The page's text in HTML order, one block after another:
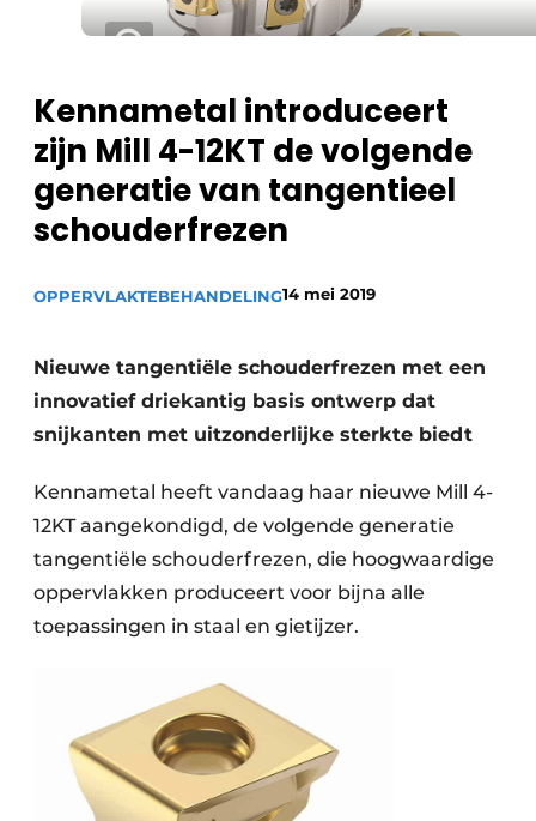
Meest gelezen
Privacy / Cookie statement
Vacature aanmelden
Vacatures
Kennametal introduceert
zijn Mill 4-12KT de volgende
generatie van tangentieel
schouderfrezen
OPPERVLAKTEBEHANDELING14 mei 2019
Nieuwe tangentiële schouderfrezen met een
innovatief driekantig basis ontwerp dat
snijkanten met uitzonderlijke sterkte biedt
Kennametal heeft vandaag haar nieuwe Mill 4-
12KT aangekondigd, de volgende generatie
tangentiële schouderfrezen, die hoogwaardige
oppervlakken produceert voor bijna alle
toepassingen in staal en gietijzer.